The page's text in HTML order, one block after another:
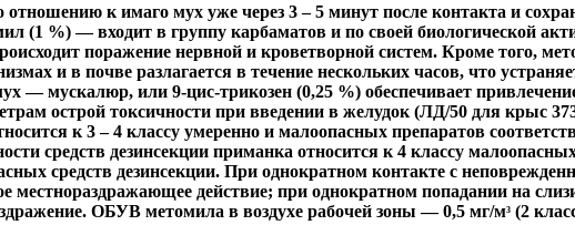
к имаго мух уже через 3 – 5 минут после контакта и
(1 %) — входит в группу карбаматов и по своей биологической
поражение нервной и кроветворной систем. Кроме того,
и в почве разлагается в течение нескольких часов, что
— мускалюр, или 9-цис-трикозен (0,25 %) обеспечивает
острой токсичности при введении в желудок (ЛД/50 для крыс
к 3 – 4 классу умеренно и малоопасных препаратов
средств дезинсекции приманка относится к 4 классу
средств дезинсекции. При однократном контакте с
действие; при однократном попадании на
ОБУВ метомила в воздухе рабочей зоны — 0,5 мг/м3(2